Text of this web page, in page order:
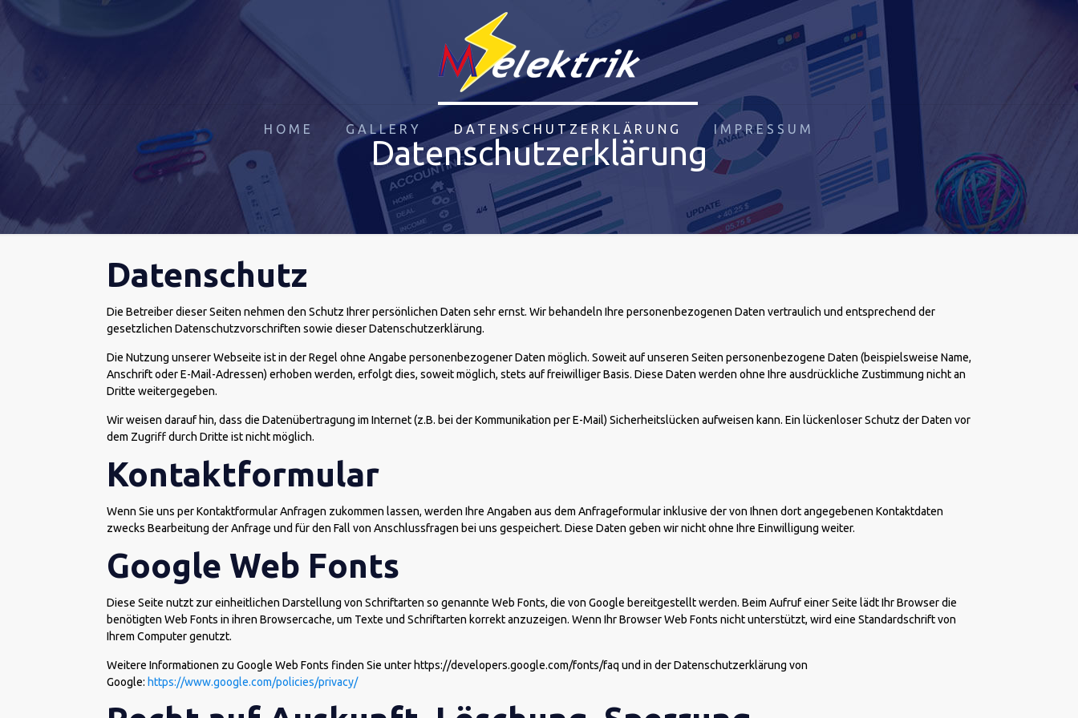
HOME GALLERY DATENSCHUTZERKLÄRUNG IMPRESSUM
Datenschutzerklärung
Datenschutz
Die Betreiber dieser Seiten nehmen den Schutz Ihrer persönlichen Daten sehr ernst. Wir behandeln Ihre personenbezogenen Daten vertraulich und entsprechend der
gesetzlichen Datenschutzvorschriften sowie dieser Datenschutzerklärung.
Die Nutzung unserer Webseite ist in der Regel ohne Angabe personenbezogener Daten möglich. Soweit auf unseren Seiten personenbezogene Daten (beispielsweise Name,
Anschrift oder E-Mail-Adressen) erhoben werden, erfolgt dies, soweit möglich, stets auf freiwilliger Basis. Diese Daten werden ohne Ihre ausdrückliche Zustimmung nicht an
Dritte weitergegeben.
Wir weisen darauf hin, dass die Datenübertragung im Internet (z.B. bei der Kommunikation per E-Mail) Sicherheitslücken aufweisen kann. Ein lückenloser Schutz der Daten vor
dem Zugriff durch Dritte ist nicht möglich.
Kontaktformular
Wenn Sie uns per Kontaktformular Anfragen zukommen lassen, werden Ihre Angaben aus dem Anfrageformular inklusive der von Ihnen dort angegebenen Kontaktdaten
zwecks Bearbeitung der Anfrage und für den Fall von Anschlussfragen bei uns gespeichert. Diese Daten geben wir nicht ohne Ihre Einwilligung weiter.
Google Web Fonts
Diese Seite nutzt zur einheitlichen Darstellung von Schriftarten so genannte Web Fonts, die von Google bereitgestellt werden. Beim Aufruf einer Seite lädt Ihr Browser die
benötigten Web Fonts in ihren Browsercache, um Texte und Schriftarten korrekt anzuzeigen. Wenn Ihr Browser Web Fonts nicht unterstützt, wird eine Standardschrift von
Ihrem Computer genutzt.
Weitere Informationen zu Google Web Fonts finden Sie unter https://developers.google.com/fonts/faq und in der Datenschutzerklärung von
Google: https://www.google.com/policies/privacy/